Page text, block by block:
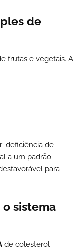
de
frutas e vegetais. A
deficiência de
a um padrão
para
sistema
de colesterol